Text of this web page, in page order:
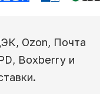
Ozon, Почта
Boxberry и